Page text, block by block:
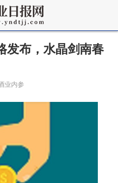
发布，水晶剑南春
业内参